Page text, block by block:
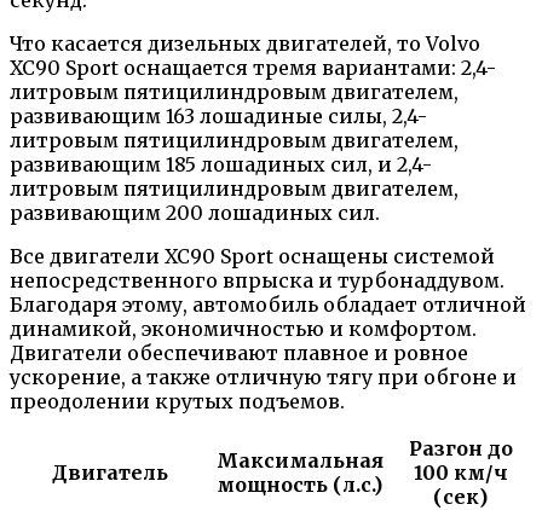
Что касается дизельных двигателей, то Volvo
XC90 Sport оснащается тремя вариантами: 2,4-
литровым пятицилиндровым двигателем,
развивающим 163 лошадиные силы, 2,4-
литровым пятицилиндровым двигателем,
развивающим 185 лошадиных сил, и 2,4-
литровым пятицилиндровым двигателем,
развивающим 200 лошадиных сил.
Все двигатели XC90 Sport оснащены системой
непосредственного впрыска и турбонаддувом.
Благодаря этому, автомобиль обладает отличной
динамикой, экономичностью и комфортом.
Двигатели обеспечивают плавное и ровное
ускорение, а также отличную тягу при обгоне и
преодолении крутых подъемов.
Двигатель
Максимальная
мощность (л.с.)
Разгон до
100 км/ч
(сек)